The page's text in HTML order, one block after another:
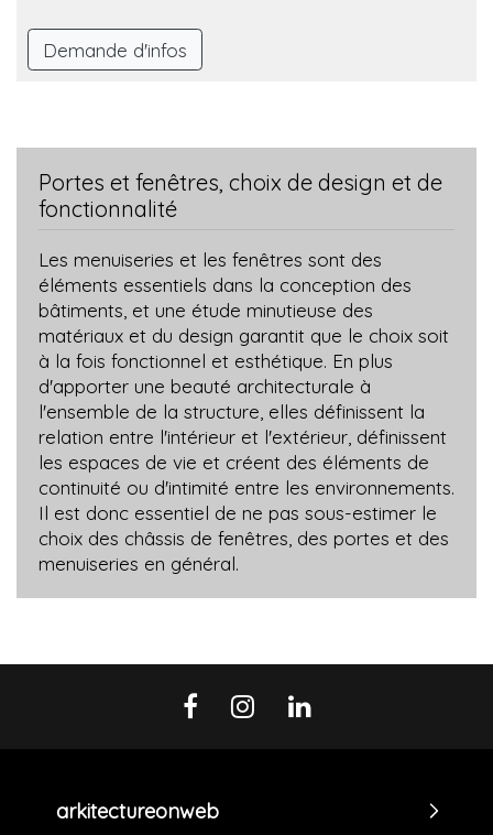
Demande d'infos
Portes et fenêtres, choix de design et de
fonctionnalité
Les menuiseries et les fenêtres sont des
éléments essentiels dans la conception des
bâtiments, et une étude minutieuse des
matériaux et du design garantit que le choix soit
à la fois fonctionnel et esthétique. En plus
d'apporter une beauté architecturale à
l'ensemble de la structure, elles définissent la
relation entre l'intérieur et l'extérieur, définissent
les espaces de vie et créent des éléments de
continuité ou d'intimité entre les environnements.
Il est donc essentiel de ne pas sous-estimer le
choix des châssis de fenêtres, des portes et des
menuiseries en général.
arkitectureonweb